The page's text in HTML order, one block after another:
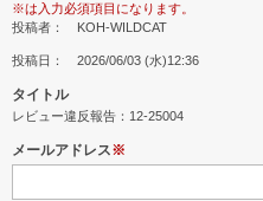
※は入力必須項目になります。
投稿者： KOH-WILDCAT
投稿日： 2026/06/03 (水)12:36
タイトル
レビュー違反報告：12-25004
メールアドレス※